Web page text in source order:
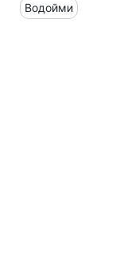
Водойми